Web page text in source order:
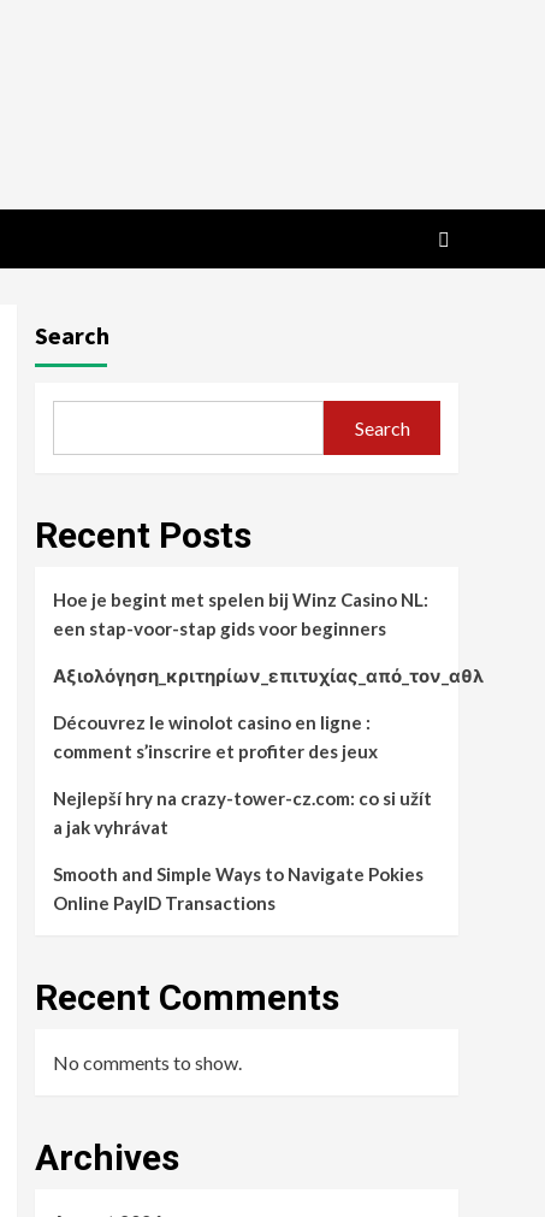
Search
Search
Recent Posts
Hoe je begint met spelen bij Winz Casino NL:
een stap-voor-stap gids voor beginners
Αξιολόγηση_κριτηρίων_επιτυχίας_από_τον_αθλ
Découvrez le winolot casino en ligne :
comment s’inscrire et profiter des jeux
Nejlepší hry na crazy-tower-cz.com: co si užít
a jak vyhrávat
Smooth and Simple Ways to Navigate Pokies
Online PayID Transactions
Recent Comments
No comments to show.
Archives